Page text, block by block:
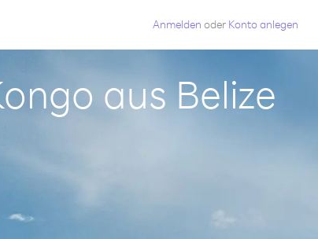
Anmelden oder Konto anlegen
aus Belize